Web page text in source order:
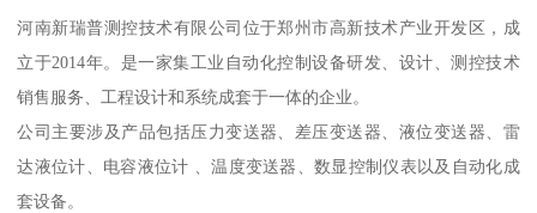
河南新瑞普测控技术有限公司位于郑州市高新技术产业开发区，成
立于2014年。是一家集工业自动化控制设备研发、设计、测控技术
销售服务、工程设计和系统成套于一体的企业。
公司主要涉及产品包括压力变送器、差压变送器、液位变送器、雷
达液位计、电容液位计 、温度变送器、数显控制仪表以及自动化成
套设备。